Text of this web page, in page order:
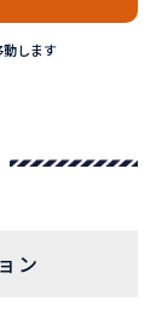
します
ン